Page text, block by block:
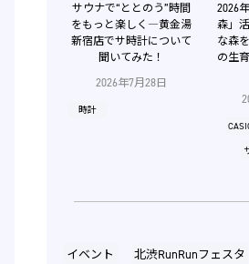
2026年7月28日
時計
サウナで“ととのう”時間
をもっと楽しく―黄金湯
新宿店でサ時計について
聞いてみた！
2026
森」
な森
の生
イベント
北渋RunRunフェスタ